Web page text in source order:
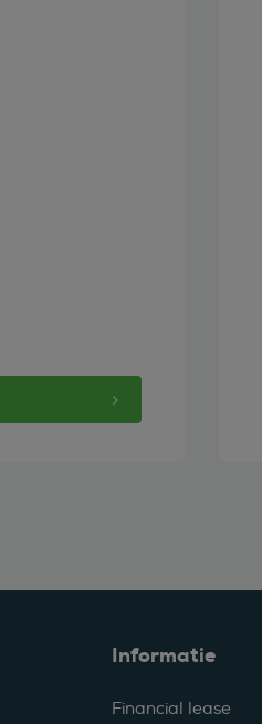
Informatie
Financial lease